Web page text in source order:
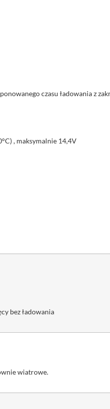
czasu ładowania z
, maksymalnie 14,4V
bez ładowania
wiatrowe.